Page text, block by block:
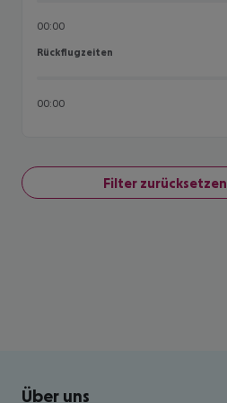
00:00
Rückflugzeiten
Rückflugzeiten
00:00
Filter zurücksetzen
Footer navigation
Über uns